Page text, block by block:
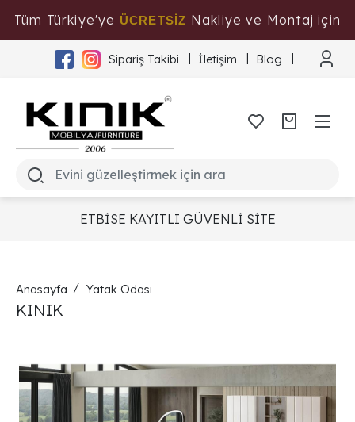
Tüm Türkiye'ye ÜCRETSİZ Nakliye ve Montaj için
Tıklayınız
Sipariş Takibi İletişim Blog
ETBİSE KAYITLI GÜVENLİ SİTE
Anasayfa Yatak Odası
KINIK